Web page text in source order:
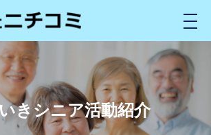
メ
ニ
ュ
きシニア活動紹介